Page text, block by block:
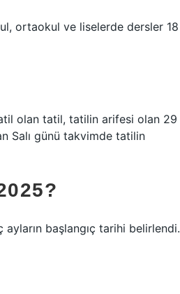
ortaokul ve liselerde dersler 18
olan tatil, tatilin arifesi olan 29
Salı günü takvimde tatilin
ayların başlangıç ​​tarihi belirlendi.